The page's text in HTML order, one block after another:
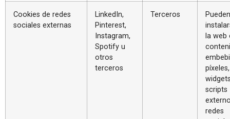
Cookies de redes
sociales externas
LinkedIn,
Pinterest,
Instagram,
Spotify u
otros
terceros
Terceros
Pueden
la web
píxeles,
scripts
redes